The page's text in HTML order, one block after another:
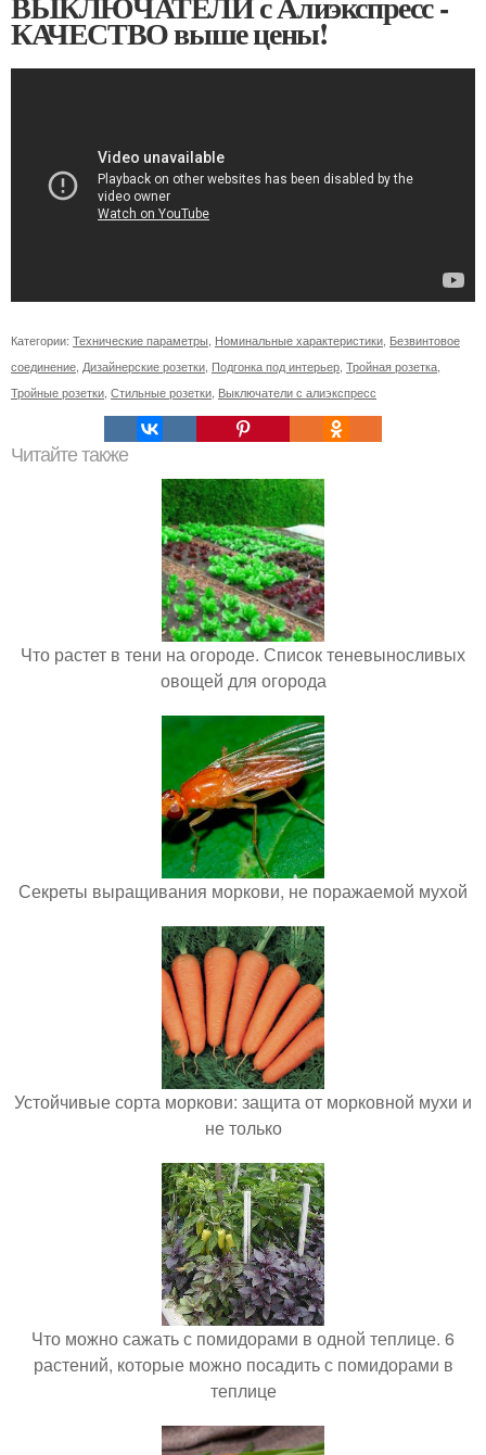
КАЧЕСТВО выше цены!
Категории: Технические параметры Номинальные характеристики Безвинтовое
соединение Дизайнерские розетки Подгонка под интерьер Тройная розетка
Тройные розетки Стильные розетки Выключатели с алиэкспресс
Читайте также
Что растет в тени на огороде. Список теневыносливых
овощей для огорода
Секреты выращивания моркови, не поражаемой мухой
Устойчивые сорта моркови: защита от морковной мухи и
не только
Что можно сажать с помидорами в одной теплице. 6
растений, которые можно посадить с помидорами в
теплице